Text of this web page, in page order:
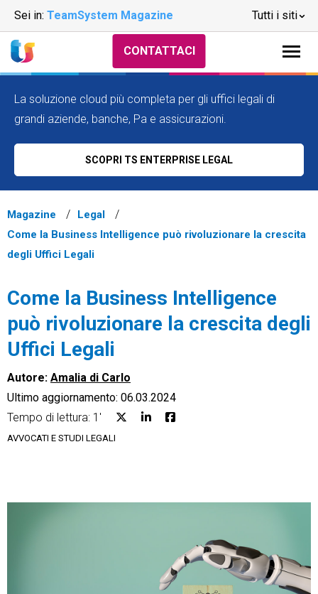
Sei in: TeamSystem Magazine Tutti i siti
Ecommerce
CONTATTACI
La soluzione cloud più completa per gli uffici legali di
grandi aziende, banche, Pa e assicurazioni.
SCOPRI TS ENTERPRISE LEGAL
Magazine
Legal
Come la Business Intelligence può rivoluzionare la crescita
degli Uffici Legali
Come la Business Intelligence
può rivoluzionare la crescita degli
Uffici Legali
Autore: Amalia di Carlo
Ultimo aggiornamento: 06.03.2024
Tempo di lettura: 1'
AVVOCATI E STUDI LEGALI